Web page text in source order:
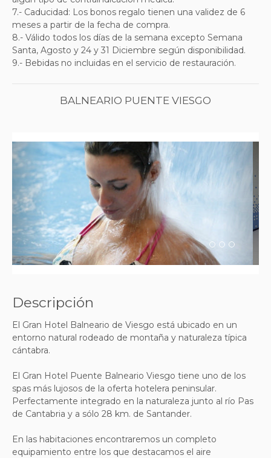
7.- Caducidad: Los bonos regalo tienen una validez de 6
meses a partir de la fecha de compra.
8.- Válido todos los días de la semana excepto Semana
Santa, Agosto y 24 y 31 Diciembre según disponibilidad.
9.- Bebidas no incluidas en el servicio de restauración.
BALNEARIO PUENTE VIESGO
Previous Next
Descripción
El Gran Hotel Balneario de Viesgo está ubicado en un
entorno natural rodeado de montaña y naturaleza típica
cántabra.
El Gran Hotel Puente Balneario Viesgo tiene uno de los
spas más lujosos de la oferta hotelera peninsular.
Perfectamente integrado en la naturaleza junto al río Pas
de Cantabria y a sólo 28 km. de Santander.
En las habitaciones encontraremos un completo
equipamiento entre los que destacamos el aire